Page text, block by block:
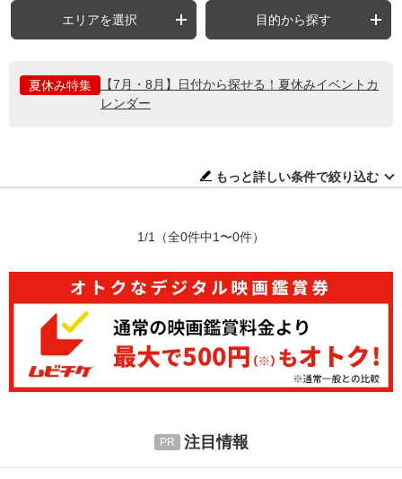
エリアを選択 目的から探す
夏休み特集
【7月・8月】日付から探せる！夏休みイベントカ
レンダー
もっと詳しい条件で絞り込む
1/1 （全0件中1〜0件）
注目情報